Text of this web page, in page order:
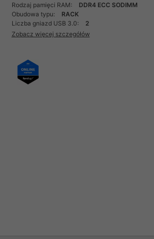
Rodzaj pamięci RAM:
DDR4 ECC SODIMM
Obudowa typu:
RACK
Liczba gniazd USB 3.0:
2
Zobacz więcej szczegółów